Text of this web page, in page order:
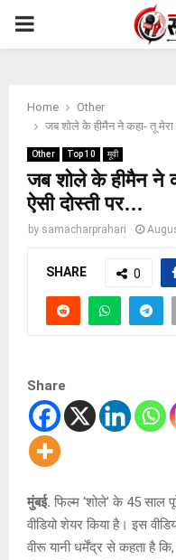
PRIMARY
Home
Other
जब शोले के हीमैन ने कहा- तू मेरा
Other Top 10 मूवी
जब शोले के हीमैन ने
ऐसी दोस्ती पर…
by samacharprahari
SHARE 0
Share
मुंबई. फिल्म ‘शोले’ के 45 साल
वीडियो शेयर किया है। इस
वीरू यानी धर्मेंद्र से कहता है